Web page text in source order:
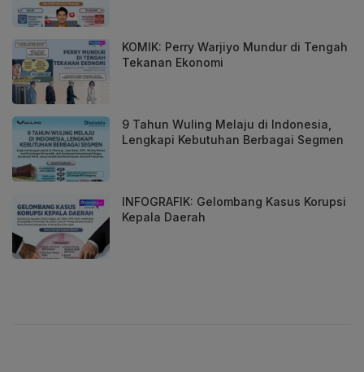
KOMIK: Perry Warjiyo Mundur di Tengah
Tekanan Ekonomi
9 Tahun Wuling Melaju di Indonesia,
Lengkapi Kebutuhan Berbagai Segmen
INFOGRAFIK: Gelombang Kasus Korupsi
Kepala Daerah